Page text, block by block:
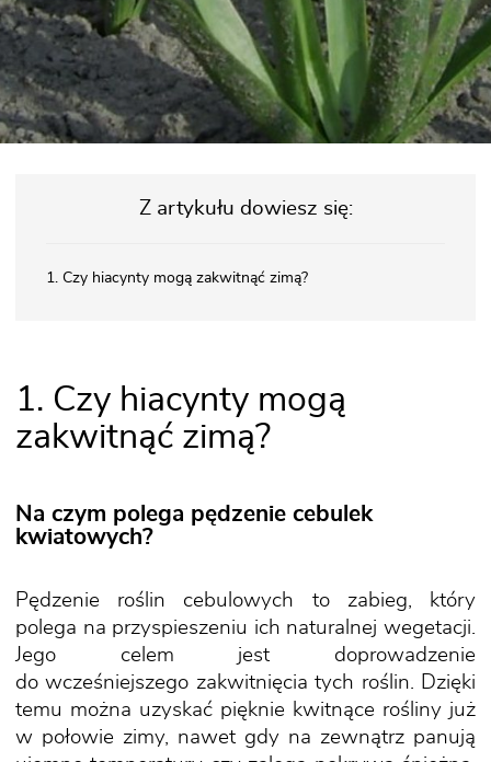
Z artykułu dowiesz się:
1. Czy hiacynty mogą zakwitnąć zimą?
1. Czy hiacynty mogą
zakwitnąć zimą?
Na czym polega pędzenie cebulek
kwiatowych?
Pędzenie roślin cebulowych to zabieg, który
polega na przyspieszeniu ich naturalnej wegetacji.
Jego celem jest doprowadzenie
do wcześniejszego zakwitnięcia tych roślin. Dzięki
temu można uzyskać pięknie kwitnące rośliny już
w połowie zimy, nawet gdy na zewnątrz panują